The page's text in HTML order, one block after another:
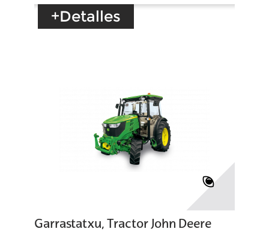
+Detalles
Garrastatxu, Tractor John Deere